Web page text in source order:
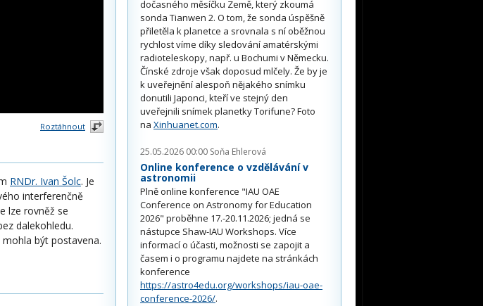
Roztáhnout
RNDr. Ivan Šolc. Je
interferenčně
lze rovněž se
dalekohledu.
být postavena.
dočasného měsíčku Země, který zkoumá
sonda Tianwen 2. O tom, že sonda úspěšně
přiletěla k planetce a srovnala s ní oběžnou
rychlost víme díky sledování amatérskými
radioteleskopy, např. u Bochumi v Německu.
Čínské zdroje však doposud mlčely. Že by je
k uveřejnění alespoň nějakého snímku
donutili Japonci, kteří ve stejný den
uveřejnili snímek planetky Torifune? Foto
na Xinhuanet.com.
25.05.2026 00:00 Soňa Ehlerová
Online konference o vzdělávání v
astronomii
Plně online konference "IAU OAE
Conference on Astronomy for Education
2026" proběhne 17.-20.11.2026; jedná se
nástupce Shaw-IAU Workshops. Více
informací o účasti, možnosti se zapojit a
časem i o programu najdete na stránkách
konference
https://astro4edu.org/workshops/iau-oae-
conference-2026/.